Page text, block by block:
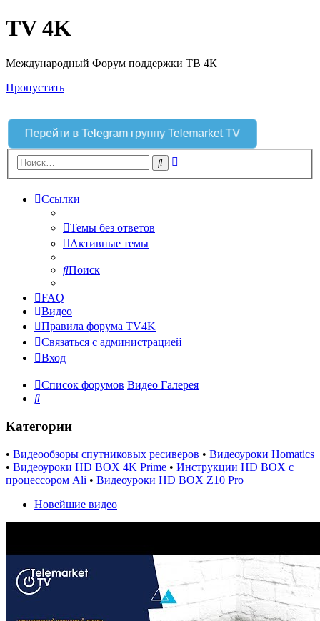
TV 4K
Международный Форум поддержки ТВ 4К
Пропустить
Перейти в Telegram группу Telemarket TV
Поиск
Ссылки
Темы без ответов
Активные темы
Поиск
FAQ
Видео
Правила форума TV4K
Связаться с администрацией
Вход
Список форумов Видео Галерея
Поиск
Категории
• Видеообзоры спутниковых ресиверов • Видеоуроки Homatics
• Видеоуроки HD BOX 4K Prime • Инструкции HD BOX с
процессором Ali • Видеоуроки HD BOX Z10 Pro
Новейшие видео